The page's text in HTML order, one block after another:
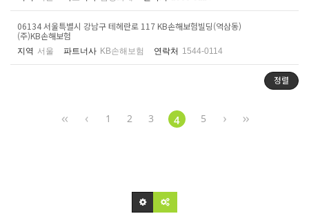
06134 서울특별시 강남구 테헤란로 117 KB손해보험빌딩(역삼동)
(주)KB손해보험
지역 서울 파트너사 KB손해보험 연락처 1544-0114
정렬
1 2 3 4 5